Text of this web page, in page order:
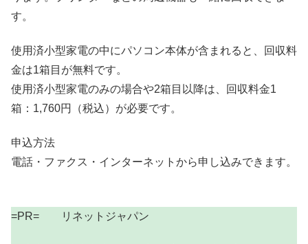
す。
使用済小型家電の中にパソコン本体が含まれると、回収料
金は1箱目が無料です。
使用済小型家電のみの場合や2箱目以降は、回収料金1
箱：1,760円（税込）が必要です。
申込方法
電話・ファクス・インターネットから申し込みできます。
=PR= リネットジャパン